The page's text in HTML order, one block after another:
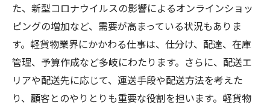
た、新型コロナウイルスの影響によるオンラインショッ
ピングの増加など、需要が高まっている状況もありま
す。軽貨物業界にかかわる仕事は、仕分け、配達、在庫
管理、予算作成など多岐にわたります。さらに、配送エ
リアや配送先に応じて、運送手段や配送方法を考えた
り、顧客とのやりとりも重要な役割を担います。軽貨物